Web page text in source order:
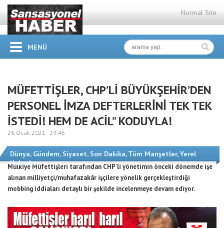
Normal Site
MENÜ
MÜFETTİŞLER, CHP’Lİ BÜYÜKŞEHİR’DEN
PERSONEL İMZA DEFTERLERİNİ TEK TEK
İSTEDİ! HEM DE ACİL” KODUYLA!
26 Ocak 2021 - 19:46
Dünya, Gündem, Siyaset, Son Dakika,Tüm Manşetler,Yerel
Haberler
Mülkiye Müfettişleri tarafından CHP’li yönetimin önceki dönemde işe
alınan milliyetçi/muhafazakâr işçilere yönelik gerçekleştirdiği
mobbing iddiaları detaylı bir şekilde incelenmeye devam ediyor.